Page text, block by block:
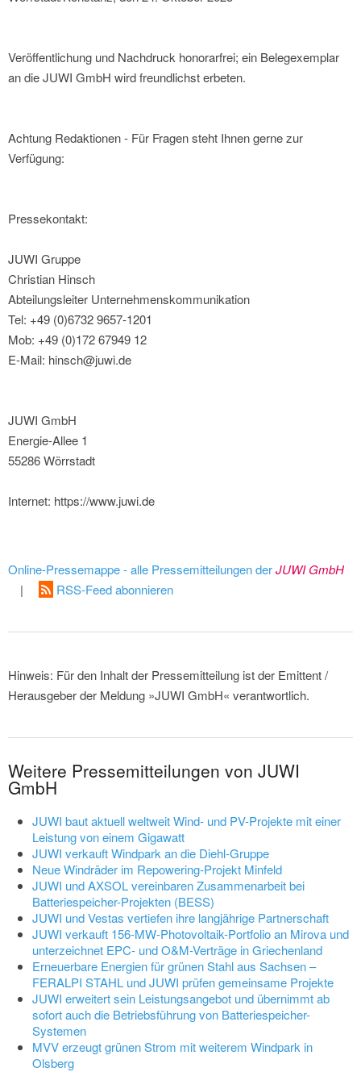
Veröffentlichung und Nachdruck honorarfrei; ein Belegexemplar
an die JUWI GmbH wird freundlichst erbeten.
Achtung Redaktionen - Für Fragen steht Ihnen gerne zur
Verfügung:
Pressekontakt:
JUWI Gruppe
Christian Hinsch
Abteilungsleiter Unternehmenskommunikation
Tel: +49 (0)6732 9657-1201
Mob: +49 (0)172 67949 12
E-Mail: hinsch@juwi.de
JUWI GmbH
Energie-Allee 1
55286 Wörrstadt
Internet: https://www.juwi.de
Online-Pressemappe - alle Pressemitteilungen derJUWI GmbH
|
RSS-Feed abonnieren
Hinweis: Für den Inhalt der Pressemitteilung ist der Emittent /
Herausgeber der Meldung »JUWI GmbH« verantwortlich.
Weitere Pressemitteilungen von JUWI
GmbH
JUWI baut aktuell weltweit Wind- und PV-Projekte mit einer
Leistung von einem Gigawatt
JUWI verkauft Windpark an die Diehl-Gruppe
Neue Windräder im Repowering-Projekt Minfeld
JUWI und AXSOL vereinbaren Zusammenarbeit bei
Batteriespeicher-Projekten (BESS)
JUWI und Vestas vertiefen ihre langjährige Partnerschaft
JUWI verkauft 156-MW-Photovoltaik-Portfolio an Mirova und
unterzeichnet EPC- und O&M-Verträge in Griechenland
Erneuerbare Energien für grünen Stahl aus Sachsen –
FERALPI STAHL und JUWI prüfen gemeinsame Projekte
JUWI erweitert sein Leistungsangebot und übernimmt ab
sofort auch die Betriebsführung von Batteriespeicher-
Systemen
MVV erzeugt grünen Strom mit weiterem Windpark in
Olsberg